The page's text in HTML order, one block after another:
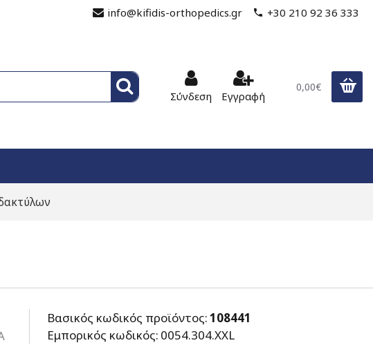
info@kifidis-orthopedics.gr +30 210 92 36 333
Σύνδεση Εγγραφή
0,00€
Βασικός κωδικός προϊόντος:108441
Εμπορικός κωδικός: 0054.304.XXL